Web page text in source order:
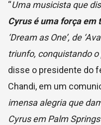
“Uma musicista que
Cyrus é uma força em
‘Dream as One’, de
triunfo, conquistando
disse o presidente do
Chandi, em um
imensa alegria que
Cyrus em Palm